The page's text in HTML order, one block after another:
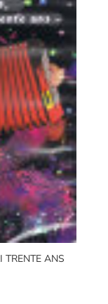
TRENTE ANS